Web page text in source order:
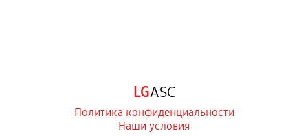
LGASC
Политика конфиденциальности
Наши условия